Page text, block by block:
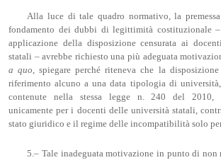
Alla luce di tale quadro normativo, la
fondamento dei dubbi di legittimità costituzionale –
applicazione della disposizione censurata ai
statali – avrebbe richiesto una più adeguata
a quo , spiegare perché riteneva che la
riferimento alcuno a una data tipologia di
contenute nella stessa legge n. 240 del 2010,
unicamente per i docenti delle università statali,
stato giuridico e il regime delle incompatibilità solo
5.– Tale inadeguata motivazione in punto di non